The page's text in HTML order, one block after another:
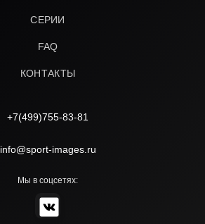
СЕРИИ
FAQ
КОНТАКТЫ
+7(499)755-83-81
info@sport-images.ru
Мы в соцсетях: